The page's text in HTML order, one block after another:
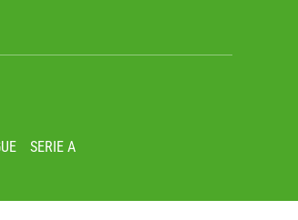
SERIE A